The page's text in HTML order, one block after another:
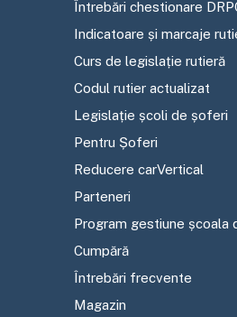
Întrebări chestionare
Indicatoare și marcaje
Curs de legislație rutieră
Codul rutier actualizat
Legislație școli de șoferi
Pentru Șoferi
Reducere carVertical
Parteneri
Program gestiune școala
Cumpără
Întrebări frecvente
Magazin